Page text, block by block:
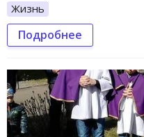
Жизнь
Подробнее